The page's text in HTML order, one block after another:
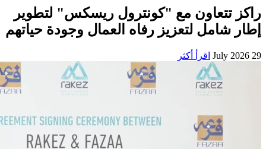
راكز تتعاون مع "كونترول ريسكس" لتطوير
إطار شامل لتعزيز رفاه العمال وجودة حياتهم
29 July 2026 اقرأ أكثر